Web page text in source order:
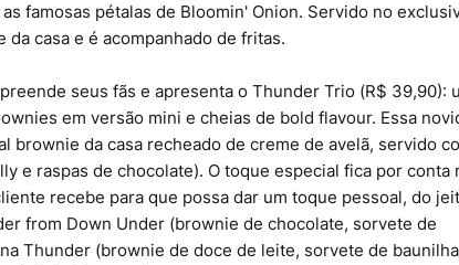
famosas pétalas de Bloomin' Onion. Servido no
casa e é acompanhado de fritas.
seus fãs e apresenta o Thunder Trio (R$ 39,90):
em versão mini e cheias de bold flavour. Essa
da casa recheado de creme de avelã, servido
e raspas de chocolate). O toque especial fica por conta
recebe para que possa dar um toque pessoal, do
from Down Under (brownie de chocolate, sorvete de
Thunder (brownie de doce de leite, sorvete de